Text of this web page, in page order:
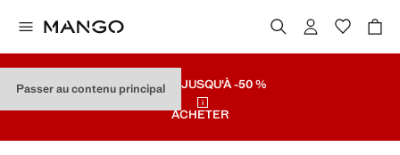
Passer au contenu principal
SOLDES JUSQU'À -50 %
ACHETER